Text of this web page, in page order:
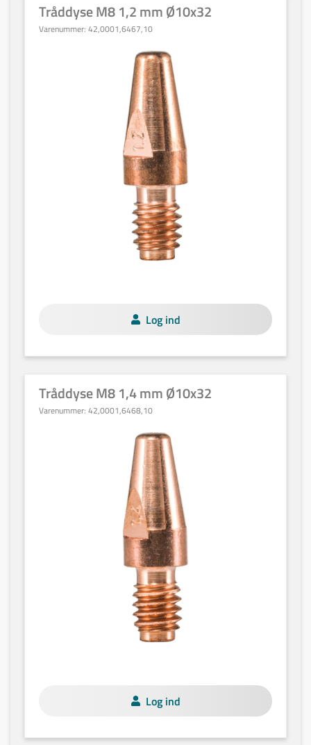
Tråddyse M8 1,2 mm Ø10x32
Varenummer: 42,0001,6467,10
Log ind
Tråddyse M8 1,4 mm Ø10x32
Varenummer: 42,0001,6468,10
Log ind